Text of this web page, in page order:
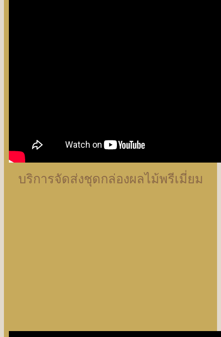
บริการจัดส่งชุดกล่องผลไม้พรีเมี่ยม